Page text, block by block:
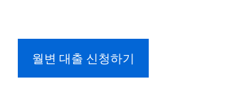
월변 대출 신청하기